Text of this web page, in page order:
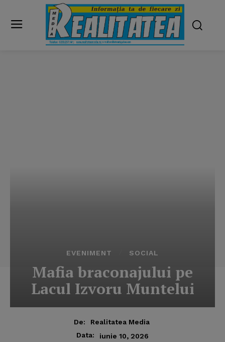
EVENIMENT SOCIAL
Mafia braconajului pe
Lacul Izvoru Muntelui
De:
Realitatea Media
Data:
iunie 10, 2026